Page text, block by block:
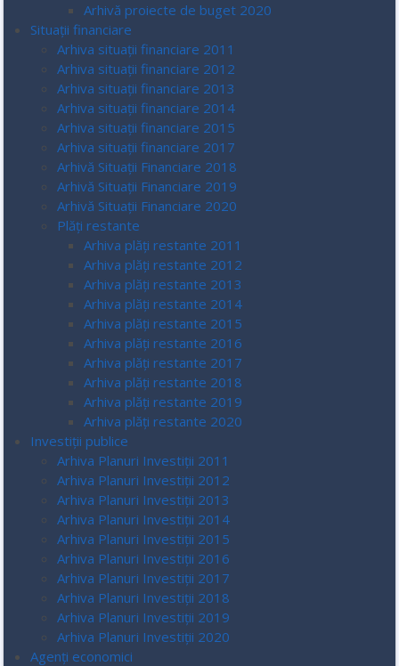
Arhivă proiecte de buget 2020
Situații financiare
Arhiva situații financiare 2011
Arhiva situații financiare 2012
Arhiva situații financiare 2013
Arhiva situații financiare 2014
Arhiva situații financiare 2015
Arhiva situații financiare 2017
Arhivă Situații Financiare 2018
Arhivă Situații Financiare 2019
Arhivă Situații Financiare 2020
Plăți restante
Arhiva plăți restante 2011
Arhiva plăți restante 2012
Arhiva plăți restante 2013
Arhiva plăți restante 2014
Arhiva plăți restante 2015
Arhiva plăți restante 2016
Arhiva plăți restante 2017
Arhiva plăți restante 2018
Arhiva plăți restante 2019
Arhiva plăți restante 2020
Investiții publice
Arhiva Planuri Investiții 2011
Arhiva Planuri Investiții 2012
Arhiva Planuri Investiții 2013
Arhiva Planuri Investiții 2014
Arhiva Planuri Investiții 2015
Arhiva Planuri Investiții 2016
Arhiva Planuri Investiții 2017
Arhiva Planuri Investiții 2018
Arhiva Planuri Investiții 2019
Arhiva Planuri Investiții 2020
Agenți economici